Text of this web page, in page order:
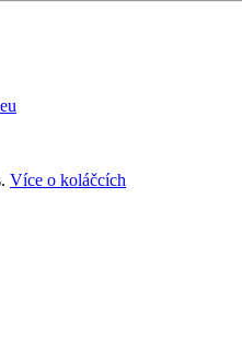
Více o koláčcích